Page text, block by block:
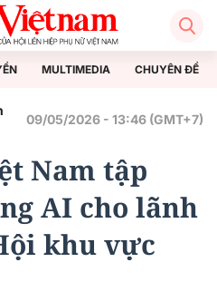
MULTIMEDIA CHUYÊN ĐỀ
09/05/2026 - 13:46 (GMT+7)
Nam tập
AI cho lãnh
khu vực